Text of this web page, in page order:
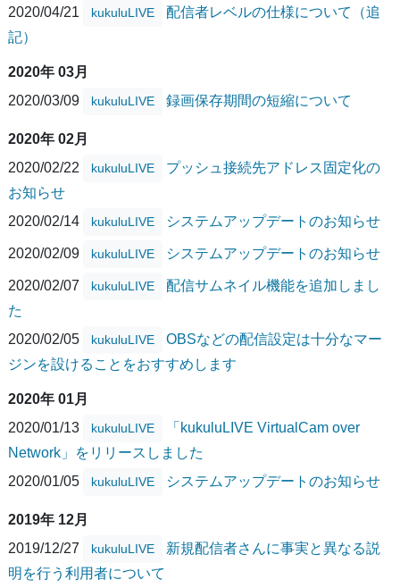
2020/04/21
kukuluLIVE
配信者レベルの仕様について（追
記）
2020年 03月
2020/03/09
kukuluLIVE 録画保存期間の短縮について
2020年 02月
2020/02/22
kukuluLIVE
プッシュ接続先アドレス固定化の
お知らせ
2020/02/14
kukuluLIVE システムアップデートのお知らせ
2020/02/09 kukuluLIVE システムアップデートのお知らせ
2020/02/07 kukuluLIVE
配信サムネイル機能を追加しまし
た
2020/02/05
kukuluLIVE
OBSなどの配信設定は十分なマー
ジンを設けることをおすすめします
2020年 01月
2020/01/13
kukuluLIVE
「kukuluLIVE VirtualCam over
Network」をリリースしました
2020/01/05
kukuluLIVE システムアップデートのお知らせ
2019年 12月
2019/12/27
kukuluLIVE
新規配信者さんに事実と異なる説
明を行う利用者について